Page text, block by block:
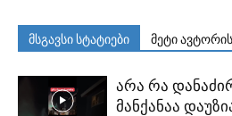
მსგავსი სტატიები მეტი
არა რა
მანქანაა